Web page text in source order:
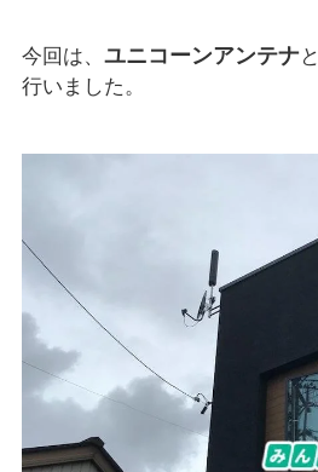
今回は、 ユニコーンアンテナと
行いました。